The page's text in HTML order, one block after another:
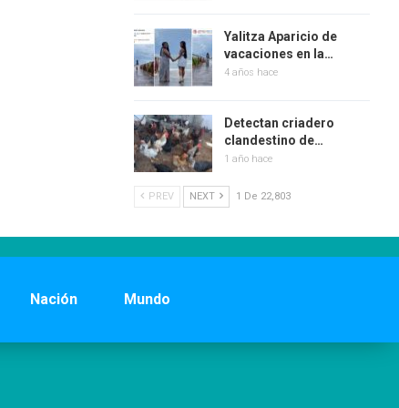
Yalitza Aparicio de
vacaciones en la…
4 años hace
Detectan criadero
clandestino de…
1 año hace
PREV NEXT 1 De 22,803
Nación Mundo